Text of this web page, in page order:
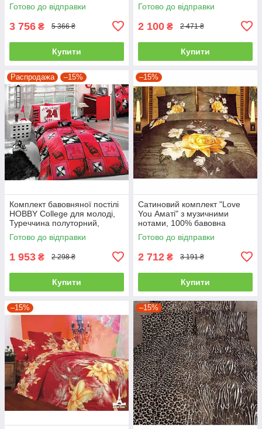
Готово до відправки
3 756 ₴ 5 366 ₴
Купити
Готово до відправки
2 100 ₴ 2 471 ₴
Купити
Распродажа –15%
Комплект бавовняної постілі
HOBBY College для молоді,
Туреччина полуторний,
червоний
Готово до відправки
1 953 ₴ 2 298 ₴
Купити
–15%
Сатиновий комплект "Love
You Аматі" з музичними
нотами, 100% бавовна
полуторний
Готово до відправки
2 712 ₴ 3 191 ₴
Купити
–15% –15%